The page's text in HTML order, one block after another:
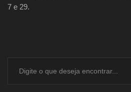
7 e 29.